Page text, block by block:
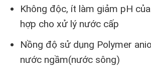
Không độc, ít làm giảm pH
hợp cho xử lý nước cấp
Nồng độ sử dụng Polymer
nước ngầm(nước sông)